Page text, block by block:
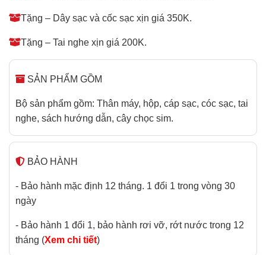
Tặng – Dây sạc và cốc sạc xịn giá 350K.
Tặng – Tai nghe xịn giá 200K.
SẢN PHẨM GỒM
Bộ sản phẩm gồm: Thân máy, hộp, cáp sạc, cóc sạc, tai
nghe, sách hướng dẫn, cây chọc sim.
BẢO HÀNH
- Bảo hành mặc định 12 tháng. 1 đổi 1 trong vòng 30
ngày
- Bảo hành 1 đổi 1, bảo hành rơi vỡ, rớt nước trong 12
tháng (Xem chi tiết)